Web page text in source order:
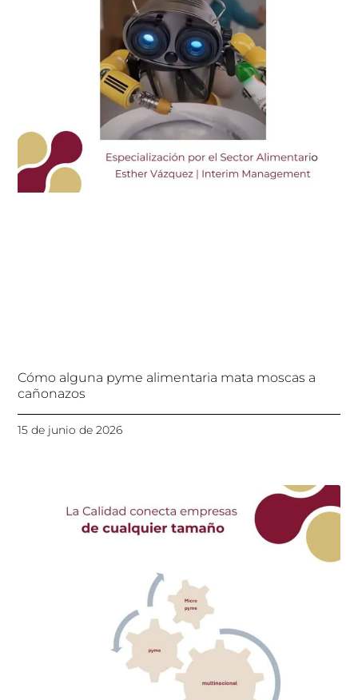
Cómo alguna pyme alimentaria mata moscas a
cañonazos
15 de junio de 2026